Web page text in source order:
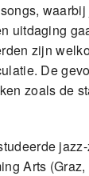
uitdaging
zijn
De
zoals de
Arts